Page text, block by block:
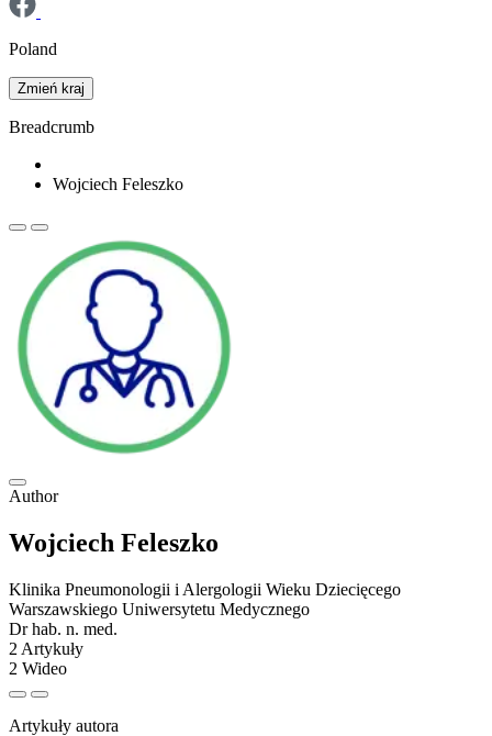
Poland
Zmień kraj
Breadcrumb
Wojciech Feleszko
Previous
Dalej
Add to favorite
UDOSTĘPNIJ
Author
Wojciech Feleszko
Klinika Pneumonologii i Alergologii Wieku Dziecięcego
Warszawskiego Uniwersytetu Medycznego
Dr hab. n. med.
2 Artykuły
2 Wideo
Previous
Dalej
Artykuły autora